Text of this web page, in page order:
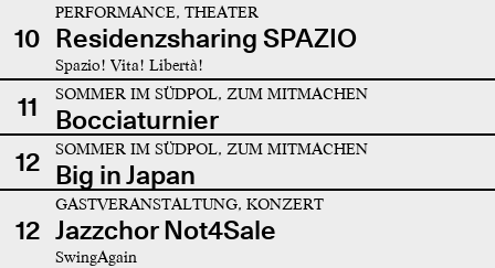
10
PERFORMANCE, THEATER
Residenzsharing SPAZIO
Spazio! Vita! Libertà!
11 SOMMER IM SÜDPOL, ZUM MITMACHEN
Bocciaturnier
12
SOMMER IM SÜDPOL, ZUM MITMACHEN
Big in Japan
12
GASTVERANSTALTUNG, KONZERT
Jazzchor Not4Sale
SwingAgain